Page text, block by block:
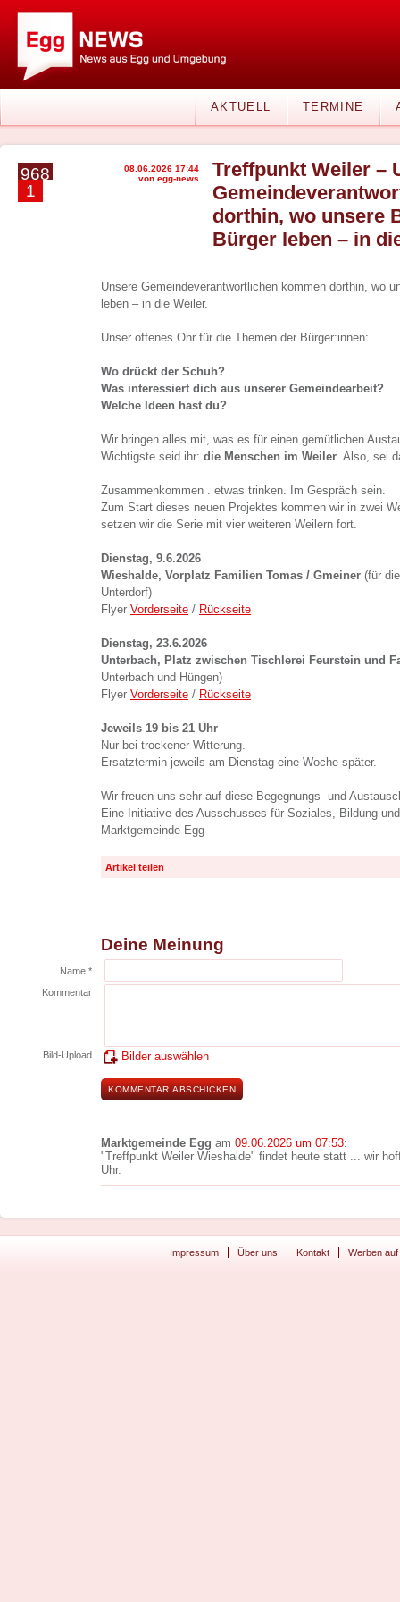
AKTUELL TERMINE
968
1
08.06.2026 17:44
von egg-news
Treffpunkt Weiler –
dorthin, wo unsere
Bürger leben – in
Unsere Gemeindeverantwortlichen kommen dorthin, wo
leben – in die Weiler.
Unser offenes Ohr für die Themen der Bürger:innen:
Wo drückt der Schuh?
Was interessiert dich aus unserer Gemeindearbeit?
Welche Ideen hast du?
Wir bringen alles mit, was es für einen gemütlichen
Wichtigste seid ihr: die Menschen im Weiler. Also, sei
Zusammenkommen . etwas trinken. Im Gespräch sein.
Zum Start dieses neuen Projektes kommen wir in zwei
setzen wir die Serie mit vier weiteren Weilern fort.
Dienstag, 9.6.2026
Wieshalde, Vorplatz Familien Tomas / Gmeiner (für
Unterdorf)
Flyer Vorderseite / Rückseite
Dienstag, 23.6.2026
Unterbach, Platz zwischen Tischlerei Feurstein und
Unterbach und Hüngen)
Flyer Vorderseite / Rückseite
Jeweils 19 bis 21 Uhr
Nur bei trockener Witterung.
Ersatztermin jeweils am Dienstag eine Woche später.
Wir freuen uns sehr auf diese Begegnungs- und
Eine Initiative des Ausschusses für Soziales, Bildung
Marktgemeinde Egg
Artikel teilen
Deine Meinung
Name *
Kommentar
Bild-Upload Bilder auswählen
Marktgemeinde Egg am 09.06.2026 um 07:53:
"Treffpunkt Weiler Wieshalde" findet heute statt ... wir
Uhr.
Impressum Über uns Kontakt Werben